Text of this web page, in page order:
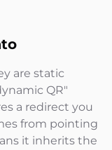
are static
QR"
a redirect you
from pointing
it inherits the